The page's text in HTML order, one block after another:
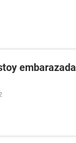
embarazada